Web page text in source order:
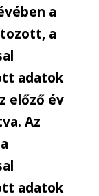
a
a
adatok
előző év
Az
adatok